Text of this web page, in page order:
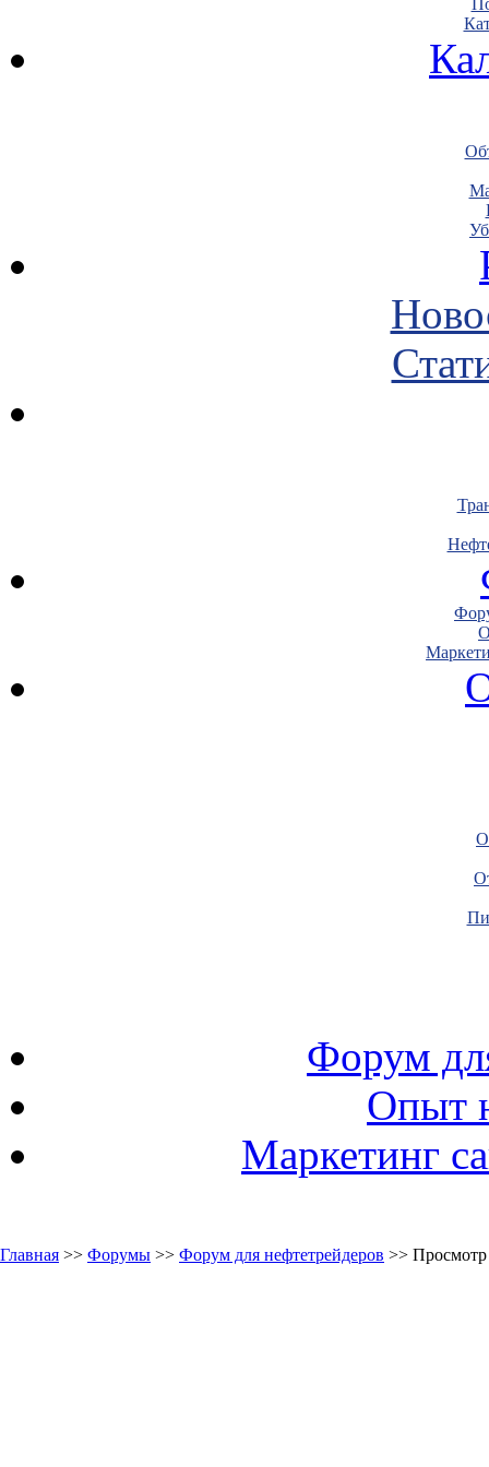
Форум
Опыт
Маркетинг
Главная >> Форумы >> Форум для нефтетрейдеров >>